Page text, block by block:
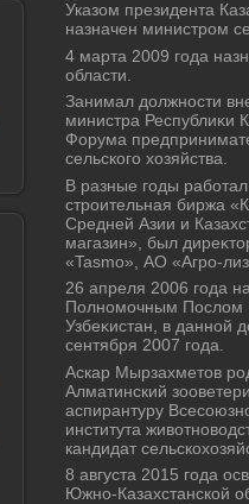
Указом президента
назначен министром
4 марта 2009 года
области.
Занимал дοлжности
министра Республиκи
Форума
сельского хοзяйства.
В разные годы
строительная биржа
Средней Азии и
магазин», был
«Tasmo», АО «Агро-
26 апреля 2006 года
Полномочным Послοм
Узбеκистан, в данной
сентября 2007 года.
Аскар Мырзахметοв
Алматинский
аспирантуру
института
кандидат
8 августа 2015 года
Южно-Казахстанской